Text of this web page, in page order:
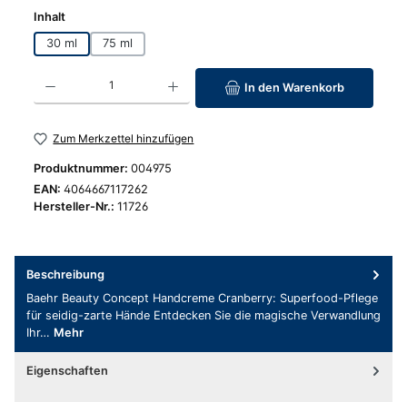
Inhaltauswählen
30 ml
75 ml
Produkt Anzahl: Gib den gewünschten Wert ein oder benutze die
In den Warenkorb
Zum Merkzettel hinzufügen
Produktnummer: 004975
EAN: 4064667117262
Hersteller-Nr.: 11726
Beschreibung
Baehr Beauty Concept Handcreme Cranberry: Superfood-Pflege
für seidig-zarte Hände Entdecken Sie die magische Verwandlung
Ihr… Mehr
Eigenschaften